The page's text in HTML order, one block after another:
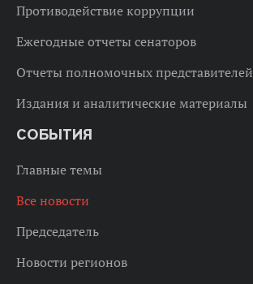
Противодействие коррупции
Ежегодные отчеты сенаторов
Отчеты полномочных представителей
Издания и аналитические материалы
СОБЫТИЯ
Главные темы
Все новости
Председатель
Новости регионов